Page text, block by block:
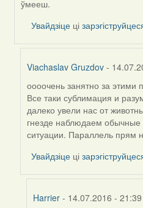
by
Viachaslav
Gruzdov
ўмееш.
Увайдзіце ці
Viachaslav Gruzdov -
In
reply
to
by
Harrier
оооочень занятно за этими
Все таки сублимация и
далеко увели нас от
гнезде наблюдаем обычные
ситуации. Параллель прям
Увайдзіце ці
Harrier- 14.07.2016 - 21:39